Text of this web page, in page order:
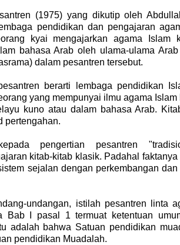
(1975) yang dikutip oleh
pendidikan dan pengajaran
kyai mengajarkan agama Islam
bahasa Arab oleh ulama-ulama
dalam pesantren tersebut.
berarti lembaga pendidikan
yang mempunyai ilmu agama
kuno atau dalam bahasa Arab.
pertengahan.
pengertian pesantren
kitab-kitab klasik. Padahal
sejalan dengan perkembangan
undangan, istilah pesantren linta
I pasal 1 termuat ketentuan
adalah bahwa Satuan pendidikan
pendidikan Muadalah.